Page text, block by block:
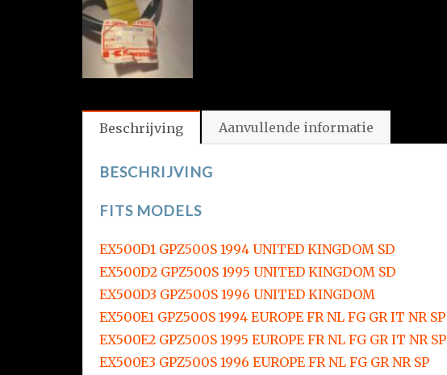
Beschrijving Aanvullende informatie
BESCHRIJVING
FITS MODELS
EX500D1 GPZ500S 1994 UNITED KINGDOM SD
EX500D2 GPZ500S 1995 UNITED KINGDOM SD
EX500D3 GPZ500S 1996 UNITED KINGDOM
EX500E1 GPZ500S 1994 EUROPE FR NL FG GR IT NR SP
EX500E2 GPZ500S 1995 EUROPE FR NL FG GR IT NR SP
EX500E3 GPZ500S 1996 EUROPE FR NL FG GR NR SP